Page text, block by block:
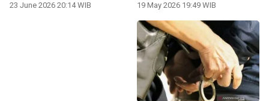
23 June 2026 20:14 WIB 19 May 2026 19:49 WIB